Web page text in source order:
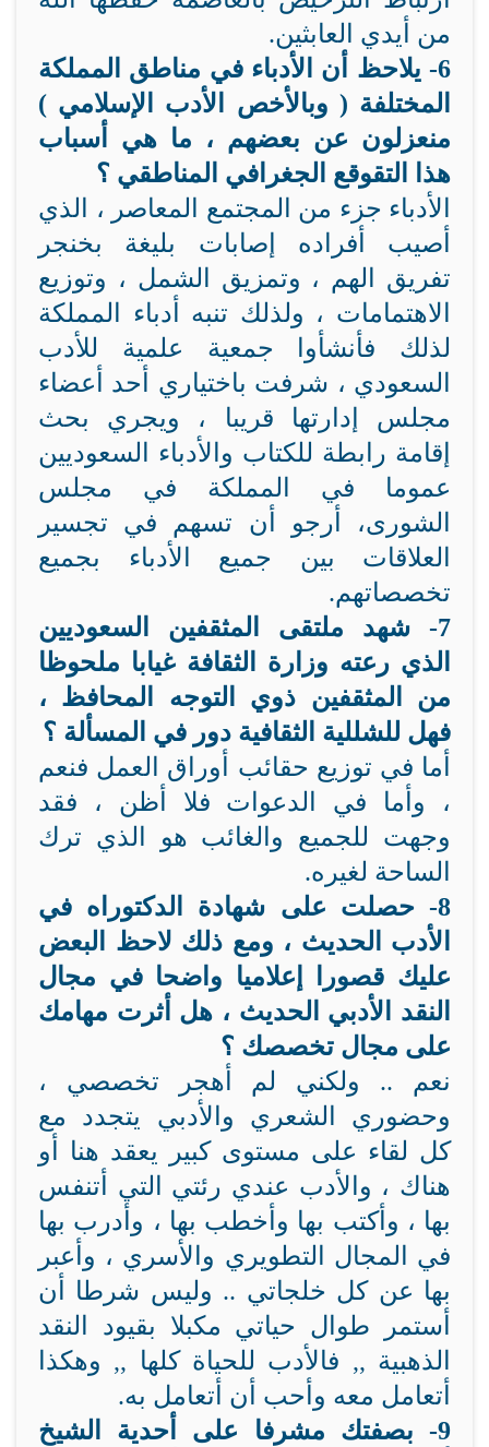
من أيدي العابثين.
6-
يلاحظ أن الأدباء في مناطق المملكة
المختلفة ( وبالأخص الأدب الإسلامي )
منعزلون عن بعضهم ، ما هي أسباب
هذا التقوقع الجغرافي المناطقي ؟
الأدباء جزء من المجتمع المعاصر ، الذي
أصيب أفراده إصابات بليغة بخنجر
تفريق الهم ، وتمزيق الشمل ، وتوزيع
الاهتمامات ، ولذلك تنبه أدباء المملكة
لذلك فأنشأوا جمعية علمية للأدب
السعودي ، شرفت باختياري أحد أعضاء
مجلس إدارتها قريبا ، ويجري بحث
إقامة رابطة للكتاب والأدباء السعوديين
عموما في المملكة في مجلس
الشورى، أرجو أن تسهم في تجسير
العلاقات بين جميع الأدباء بجميع
تخصصاتهم.
7- شهد ملتقى المثقفين السعوديين
الذي رعته وزارة الثقافة غيابا ملحوظا
من المثقفين ذوي التوجه المحافظ ،
فهل للشللية الثقافية دور في المسألة ؟
أما في توزيع حقائب أوراق العمل فنعم
، وأما في الدعوات فلا أظن ، فقد
وجهت للجميع والغائب هو الذي ترك
الساحة لغيره.
8-
حصلت على شهادة الدكتوراه في
الأدب الحديث ، ومع ذلك لاحظ البعض
عليك قصورا إعلاميا واضحا في مجال
النقد الأدبي الحديث ، هل أثرت مهامك
على مجال تخصصك ؟
نعم .. ولكني لم أهجر تخصصي ،
وحضوري الشعري والأدبي يتجدد مع
كل لقاء على مستوى كبير يعقد هنا أو
هناك ، والأدب عندي رئتي التي أتنفس
بها ، وأكتب بها وأخطب بها ، وأدرب بها
في المجال التطويري والأسري ، وأعبر
بها عن كل خلجاتي .. وليس شرطا أن
أستمر طوال حياتي مكبلا بقيود النقد
الذهبية ,, فالأدب للحياة كلها ,, وهكذا
أتعامل معه وأحب أن أتعامل به.
9- بصفتك مشرفا على أحدية الشيخ